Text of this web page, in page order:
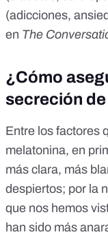
(adicciones,
en The
¿Cómo
secreción
Entre los factores
melatonina, en
más clara, más
despiertos; por la
que nos hemos
han sido más